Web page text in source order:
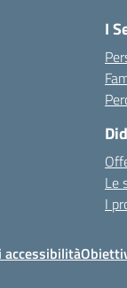
I
Le
I
accessibilità